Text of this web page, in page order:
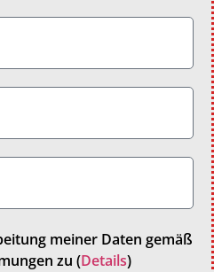
meiner Daten gemäß
zu (Details)